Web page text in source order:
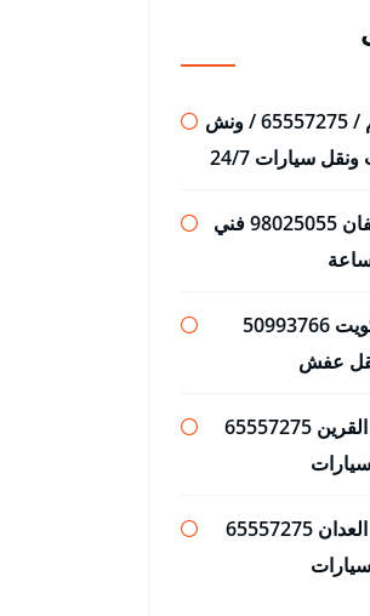
ونش ابو حليفة رقم / 65557275 / ونش
سيارات 24/7
رقم فني تكييف كيفان 98025055 فني
شركة نقل اثاث الكويت 50993766
عفش
ونش سطحة كرين القرين 65557275
ونش سطحة كرين العدان 65557275